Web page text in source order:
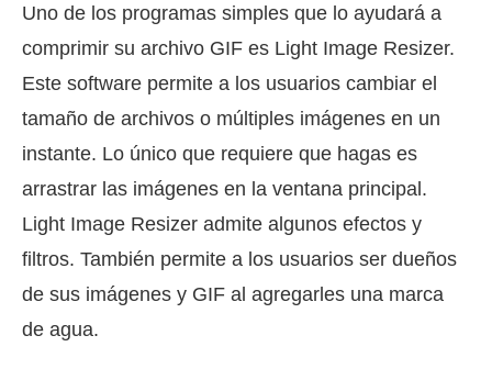
Uno de los programas simples que lo ayudará a
comprimir su archivo GIF es Light Image Resizer.
Este software permite a los usuarios cambiar el
tamaño de archivos o múltiples imágenes en un
instante. Lo único que requiere que hagas es
arrastrar las imágenes en la ventana principal.
Light Image Resizer admite algunos efectos y
filtros. También permite a los usuarios ser dueños
de sus imágenes y GIF al agregarles una marca
de agua.